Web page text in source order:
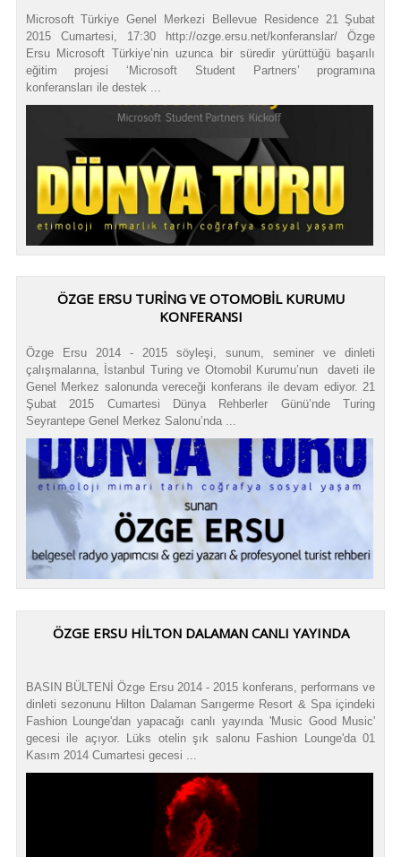
Microsoft Türkiye Genel Merkezi Bellevue Residence 21 Şubat
2015 Cumartesi, 17:30 http://ozge.ersu.net/konferanslar/ Özge
Ersu Microsoft Türkiye’nin uzunca bir süredir yürüttüğü başarılı
eğitim projesi ‘Microsoft Student Partners’ programına
konferansları ile destek ...
ÖZGE ERSU TURİNG VE OTOMOBİL KURUMU
KONFERANSI
Özge Ersu 2014 - 2015 söyleşi, sunum, seminer ve dinleti
çalışmalarına, İstanbul Turing ve Otomobil Kurumu’nun daveti ile
Genel Merkez salonunda vereceği konferans ile devam ediyor. 21
Şubat 2015 Cumartesi Dünya Rehberler Günü’nde Turing
Seyrantepe Genel Merkez Salonu’nda ...
ÖZGE ERSU HİLTON DALAMAN CANLI YAYINDA
BASIN BÜLTENİ Özge Ersu 2014 - 2015 konferans, performans ve
dinleti sezonunu Hilton Dalaman Sarıgerme Resort & Spa içindeki
Fashion Lounge'dan yapacağı canlı yayında 'Music Good Music'
gecesi ile açıyor. Lüks otelin şık salonu Fashion Lounge'da 01
Kasım 2014 Cumartesi gecesi ...